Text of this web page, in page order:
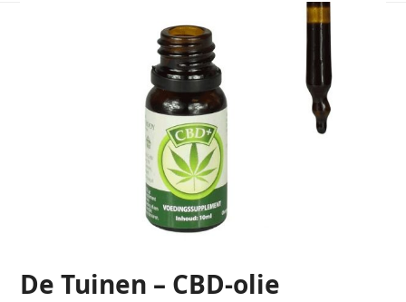
De Tuinen – CBD-olie